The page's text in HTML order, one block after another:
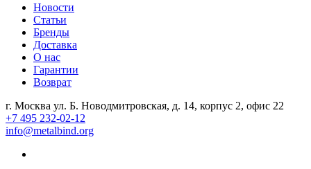
Новости
Статьи
Бренды
Доставка
О нас
Гарантии
Возврат
г. Москва ул. Б. Новодмитровская, д. 14, корпус 2, офис 22
+7 495 232-02-12
info@metalbind.org